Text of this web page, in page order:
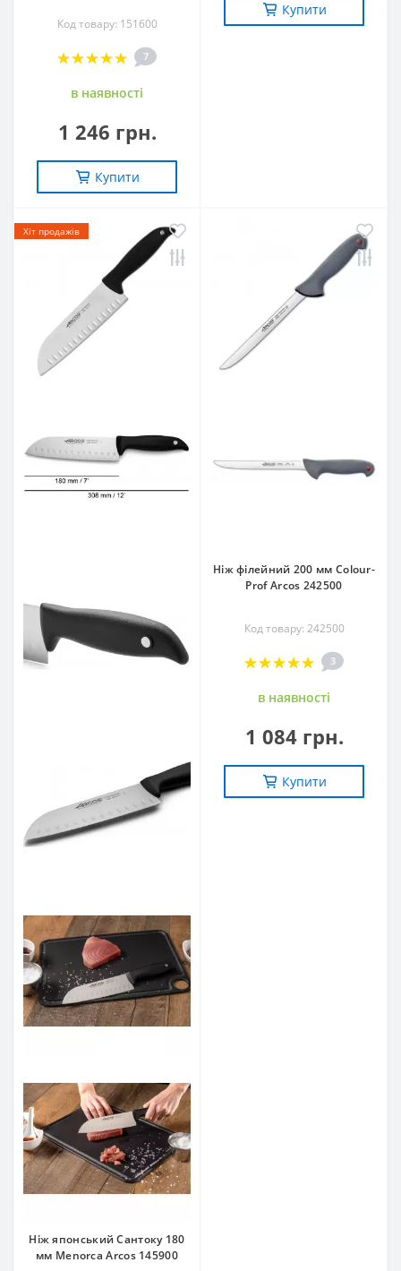
Код товару: 151600
7
в наявностi
1 246 грн.
Купити
Купити
Хіт продажів
Ніж японський Сантоку 180
мм Menorca Arcos 145900
Ніж філейний 200 мм Colour-
Prof Arcos 242500
Код товару: 242500
3
в наявностi
1 084 грн.
Купити